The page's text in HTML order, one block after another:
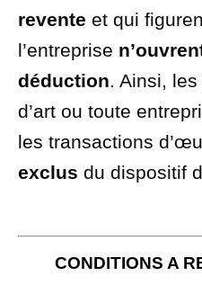
revente et qui
l’entreprise
déduction. Ainsi,
d’art ou toute
les transactions
exclus du dispositif
CONDITIONS A